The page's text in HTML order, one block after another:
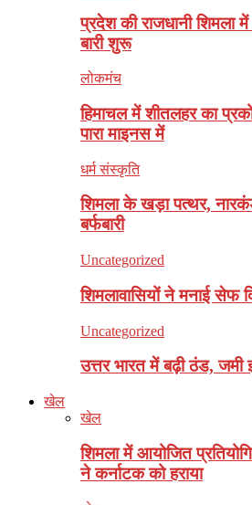
प्रदेश की राजधानी शिमला
बारी शुरू
लोकमंच
हिमाचल में शीतलहर का
पारा माइनस में
धर्म संस्कृति
शिमला के खड़ा पत्थर,
बर्फबारी
Uncategorized
शिमलावासियों ने मनाई सेफ
Uncategorized
उत्तर भारत में बढ़ी ठंड, जमी
खेल
खेल
शिमला में आयोजित
ने कर्नाटक को हराया